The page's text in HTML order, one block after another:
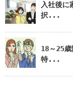
入社後に
択...
18～25
特...